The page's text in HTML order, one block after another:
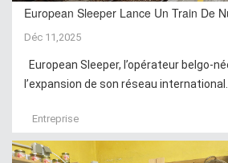
European Sleeper Lance Un Train De
Déc 11,2025
European Sleeper, l’opérateur belgo-
l’expansion de son réseau international...
Entreprise